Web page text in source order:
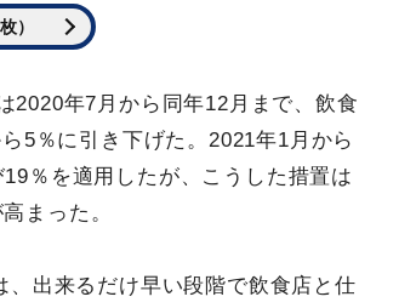
）
2020年7月から同年12月まで、飲食
5％に引き下げた。2021年1月から
％を適用したが、こうした措置は
まった。
出来るだけ早い段階で飲食店と仕